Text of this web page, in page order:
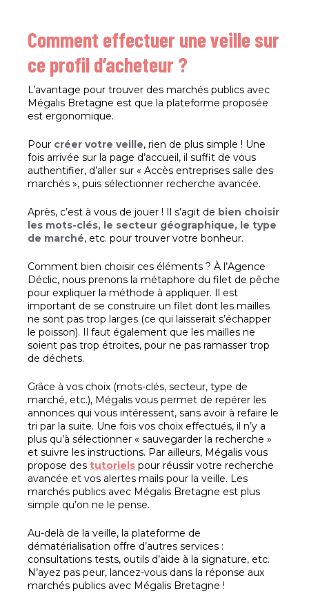
Comment effectuer une veille sur
ce profil d’acheteur ?
L’avantage pour trouver des marchés publics avec
Mégalis Bretagne est que la plateforme proposée
est ergonomique.
Pour créer votre veille, rien de plus simple ! Une
fois arrivée sur la page d’accueil, il suffit de vous
authentifier, d’aller sur « Accès entreprises salle des
marchés », puis sélectionner recherche avancée.
Après, c’est à vous de jouer ! Il s’agit de bien choisir
les mots-clés, le secteur géographique, le type
de marché, etc. pour trouver votre bonheur.
Comment bien choisir ces éléments ? À l’Agence
Déclic, nous prenons la métaphore du filet de pêche
pour expliquer la méthode à appliquer. Il est
important de se construire un filet dont les mailles
ne sont pas trop larges (ce qui laisserait s’échapper
le poisson). Il faut également que les mailles ne
soient pas trop étroites, pour ne pas ramasser trop
de déchets.
Grâce à vos choix (mots-clés, secteur, type de
marché, etc.), Mégalis vous permet de repérer les
annonces qui vous intéressent, sans avoir à refaire le
tri par la suite. Une fois vos choix effectués, il n’y a
plus qu’à sélectionner « sauvegarder la recherche »
et suivre les instructions. Par ailleurs, Mégalis vous
propose des tutoriels pour réussir votre recherche
avancée et vos alertes mails pour la veille. Les
marchés publics avec Mégalis Bretagne est plus
simple qu’on ne le pense.
Au-delà de la veille, la plateforme de
dématérialisation offre d’autres services :
consultations tests, outils d’aide à la signature, etc.
N’ayez pas peur, lancez-vous dans la réponse aux
marchés publics avec Mégalis Bretagne !